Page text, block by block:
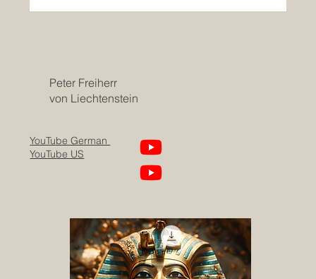
Peter Freiherr
von Liechtenstein
YouTube German
YouTube US